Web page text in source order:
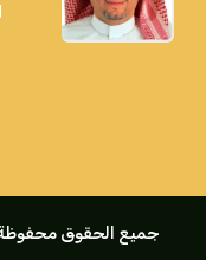
جميع الحقوق محفوظة